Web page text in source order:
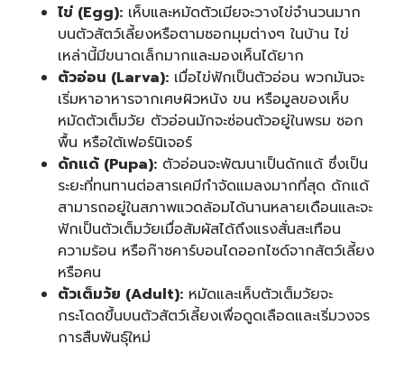
ไข่ (Egg): เห็บและหมัดตัวเมียจะวางไข่จำนวนมาก
บนตัวสัตว์เลี้ยงหรือตามซอกมุมต่างๆ ในบ้าน ไข่
เหล่านี้มีขนาดเล็กมากและมองเห็นได้ยาก
ตัวอ่อน (Larva): เมื่อไข่ฟักเป็นตัวอ่อน พวกมันจะ
เริ่มหาอาหารจากเศษผิวหนัง ขน หรือมูลของเห็บ
หมัดตัวเต็มวัย ตัวอ่อนมักจะซ่อนตัวอยู่ในพรม ซอก
พื้น หรือใต้เฟอร์นิเจอร์
ดักแด้ (Pupa): ตัวอ่อนจะพัฒนาเป็นดักแด้ ซึ่งเป็น
ระยะที่ทนทานต่อสารเคมีกำจัดแมลงมากที่สุด ดักแด้
สามารถอยู่ในสภาพแวดล้อมได้นานหลายเดือนและจะ
ฟักเป็นตัวเต็มวัยเมื่อสัมผัสได้ถึงแรงสั่นสะเทือน
ความร้อน หรือก๊าซคาร์บอนไดออกไซด์จากสัตว์เลี้ยง
หรือคน
ตัวเต็มวัย (Adult): หมัดและเห็บตัวเต็มวัยจะ
กระโดดขึ้นบนตัวสัตว์เลี้ยงเพื่อดูดเลือดและเริ่มวงจร
การสืบพันธุ์ใหม่